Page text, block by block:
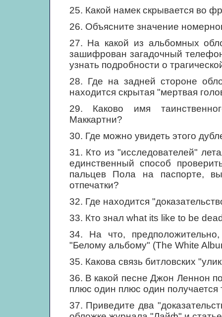
25. Какой намек скрывается во
26. Объясните значение
27. На какой из альбомных
зашифрован загадочный
узнать подробности о
28. Где на задней стороне
находится скрытая "мертвая
29. Каково имя
Маккартни?
30. Где можно увидеть этого
31. Кто из "исследователей"
единственный способ
пальцев Пола на паспорте,
отпечатки?
32. Где находится
33. Кто знал what its like to be
34. На что,
"Белому альбому" (The White
35. Какова связь битловских
36. В какой песне Джон Леннон
плюс один плюс один получается
37. Приведите два